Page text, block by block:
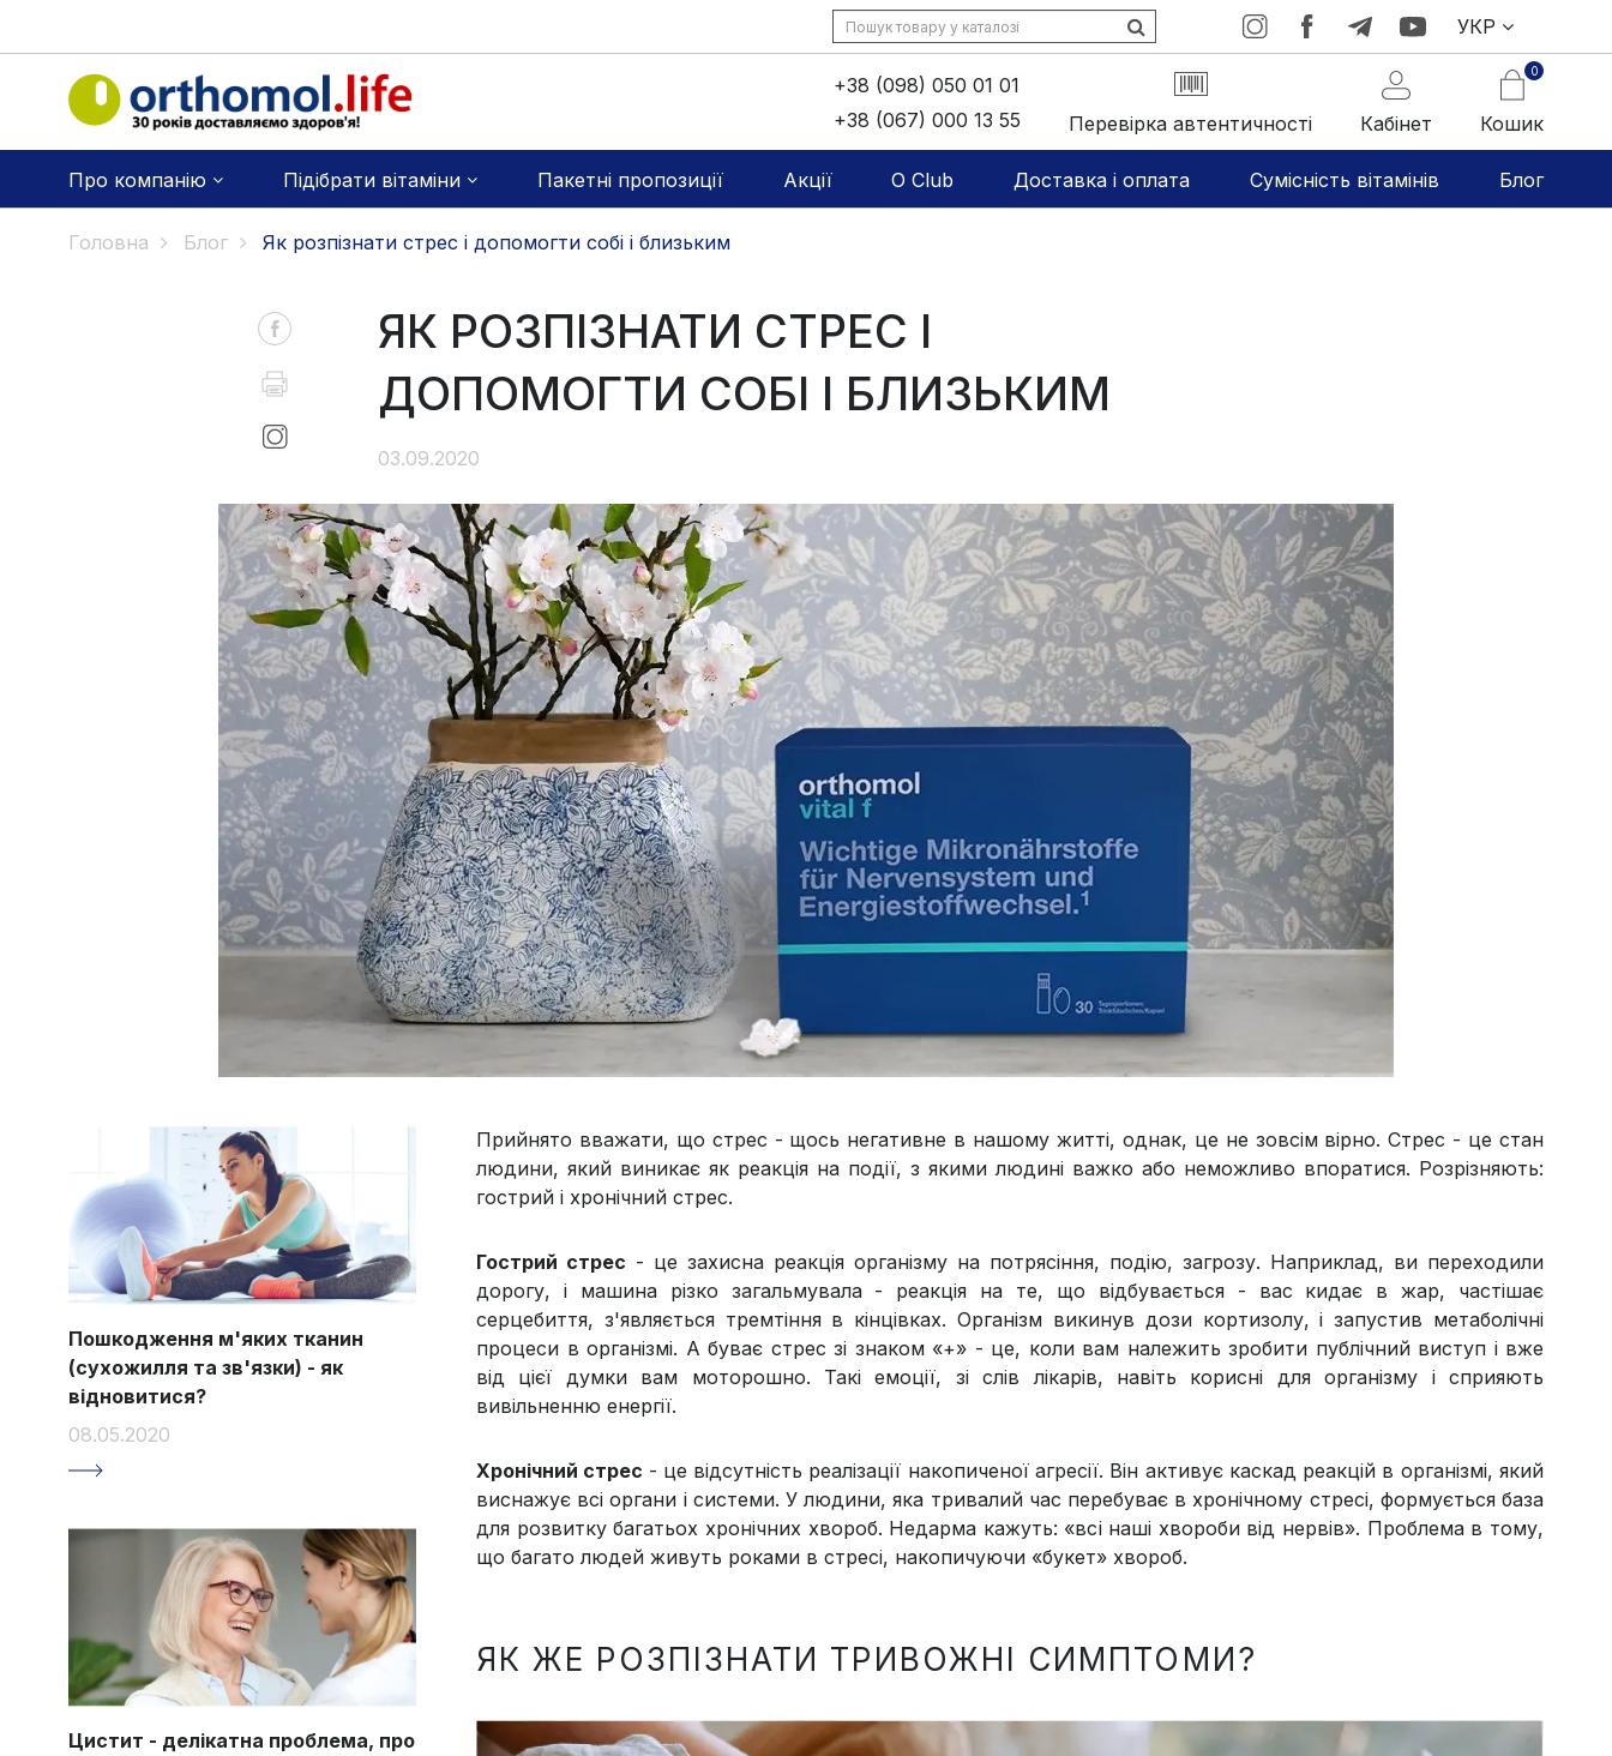
УКР
+38 (098) 050 01 01
+38 (067) 000 13 55
Перевірка автентичності Кабінет
0
Кошик
Про компанію Підібрати вітаміни Пакетні пропозиції Акції O Club Доставка і оплата Сумісність вітамінів Блог
Головна Блог Як розпізнати стрес і допомогти собі і близьким
ЯК РОЗПІЗНАТИ СТРЕС І
ДОПОМОГТИ СОБІ І БЛИЗЬКИМ
03.09.2020
Пошкодження м'яких тканин
(сухожилля та зв'язки) - як
відновитися?
08.05.2020
Цистит - делікатна проблема, про
Прийнято вважати, що стрес - щось негативне в нашому житті, однак, це не зовсім вірно. Стрес - це стан
людини, який виникає як реакція на події, з якими людині важко або неможливо впоратися. Розрізняють:
гострий і хронічний стрес.
Гострий стрес - це захисна реакція організму на потрясіння, подію, загрозу. Наприклад, ви переходили
дорогу, і машина різко загальмувала - реакція на те, що відбувається - вас кидає в жар, частішає
серцебиття, з'являється тремтіння в кінцівках. Організм викинув дози кортизолу, і запустив метаболічні
процеси в організмі. А буває стрес зі знаком «+» - це, коли вам належить зробити публічний виступ і вже
від цієї думки вам моторошно. Такі емоції, зі слів лікарів, навіть корисні для організму і сприяють
вивільненню енергії.
Хронічний стрес - це відсутність реалізації накопиченої агресії. Він активує каскад реакцій в організмі, який
виснажує всі органи і системи. У людини, яка тривалий час перебуває в хронічному стресі, формується база
для розвитку багатьох хронічних хвороб. Недарма кажуть: «всі наші хвороби від нервів». Проблема в тому,
що багато людей живуть роками в стресі, накопичуючи «букет» хвороб.
ЯК ЖЕ РОЗПІЗНАТИ ТРИВОЖНІ СИМПТОМИ?